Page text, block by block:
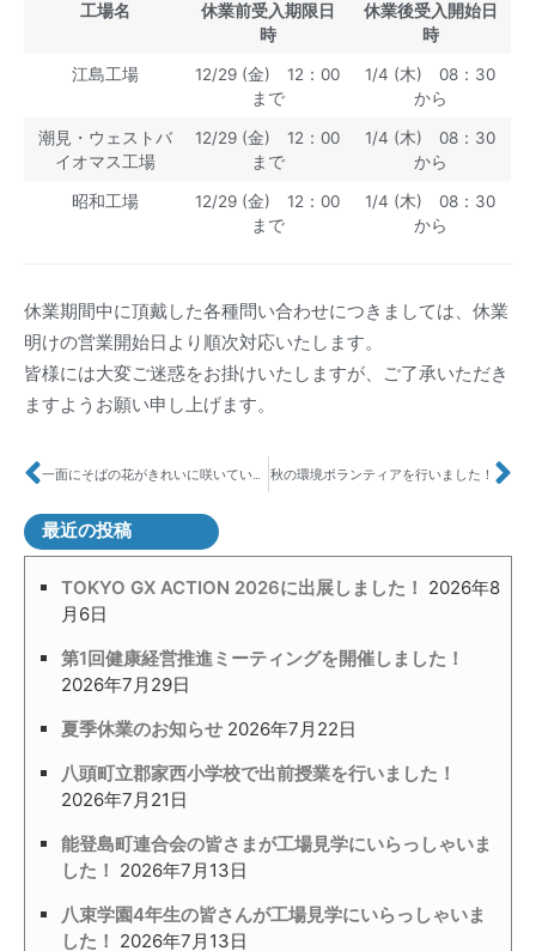
工場名
休業前受入期限日
時
休業後受入開始日
時
江島工場
12/29 (金) 12：00
まで
1/4 (木) 08：30
から
潮見・ウェストバ
イオマス工場
12/29 (金) 12：00
まで
1/4 (木) 08：30
から
昭和工場
12/29 (金) 12：00
まで
1/4 (木) 08：30
から
休業期間中に頂戴した各種問い合わせにつきましては、休業
明けの営業開始日より順次対応いたします。
皆様には大変ご迷惑をお掛けいたしますが、ご了承いただき
ますようお願い申し上げます。
秋の環境ボランティアを行いました！
最近の投稿
TOKYO GX ACTION 2026に出展しました！ 2026年8
月6日
第1回健康経営推進ミーティングを開催しました！
2026年7月29日
夏季休業のお知らせ 2026年7月22日
八頭町立郡家西小学校で出前授業を行いました！
2026年7月21日
能登島町連合会の皆さまが工場見学にいらっしゃいま
した！ 2026年7月13日
八束学園4年生の皆さんが工場見学にいらっしゃいま
した！ 2026年7月13日